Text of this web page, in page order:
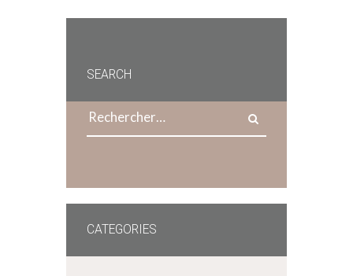
SEARCH
Rechercher :
CATEGORIES